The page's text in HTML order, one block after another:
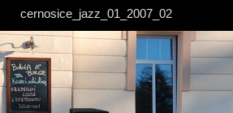
cernosice_jazz_01_2007_02